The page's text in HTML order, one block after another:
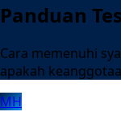
Panduan
Cara memenuhi
apakah
MH